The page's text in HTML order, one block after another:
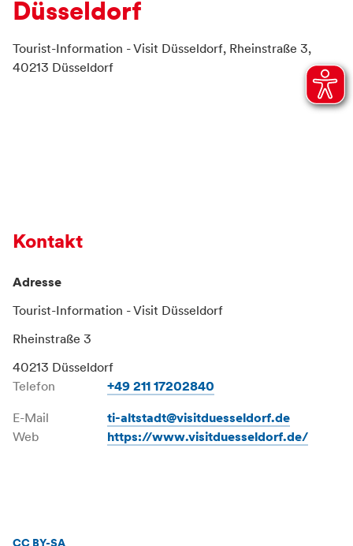
Düsseldorf
Tourist-Information - Visit Düsseldorf, Rheinstraße 3,
40213 Düsseldorf
Kontakt
Adresse
Tourist-Information - Visit Düsseldorf
Rheinstraße 3
40213 Düsseldorf
Telefon
+49 211 17202840
E-Mail
ti-altstadt@visitduesseldorf.de
Web
https://www.visitduesseldorf.de/